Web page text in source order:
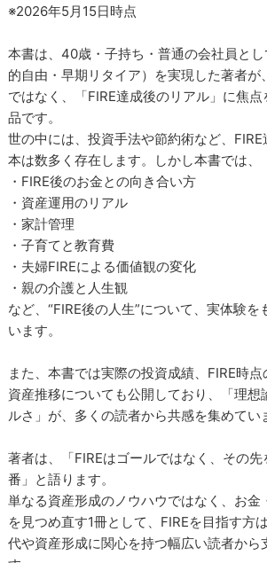
※2026年5月15日時点
本書は、40歳・子持ち・普通の会社員と
的自由・早期リタイア）を実現した著者が
ではなく、「FIRE達成後のリアル」に焦
品です。
世の中には、投資手法や節約術など、
本は数多く存在します。しかし本書では、
・FIRE後のお金との向き合い方
・資産運用のリアル
・家計管理
・子育てと教育費
・夫婦FIREによる価値観の変化
・親の介護と人生観
など、“FIRE後の人生”について、実体験を
います。
また、本書では実際の投資成績、FIRE時
資産推移についても公開しており、「理想
ルさ」が、多くの読者から共感を集めてい
著者は、「FIREはゴールではなく、その
番」と語ります。
単なる資産形成のノウハウではなく、お金
を見つめ直す1冊として、FIREを目指す方
代や資産形成に関心を持つ幅広い読者から